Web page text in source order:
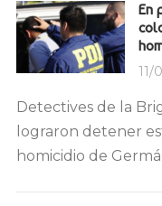
En
11/
Detectives de la
lograron detener
homicidio de